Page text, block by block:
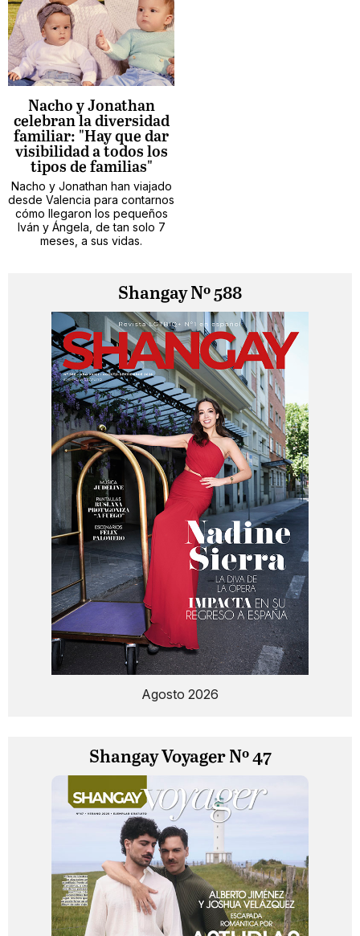
Nacho y Jonathan
celebran la diversidad
familiar: "Hay que dar
visibilidad a todos los
tipos de familias"
Nacho y Jonathan han viajado
desde Valencia para contarnos
cómo llegaron los pequeños
Iván y Ángela, de tan solo 7
meses, a sus vidas.
Shangay Nº 588
Agosto 2026
Shangay Voyager Nº 47